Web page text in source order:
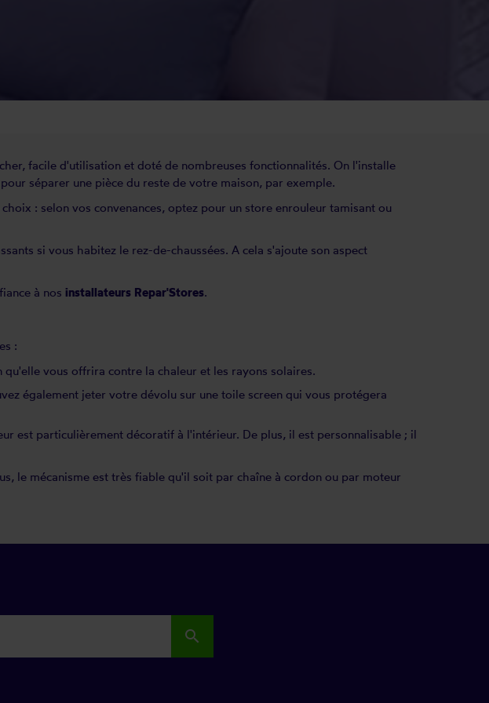
facile d'utilisation et doté de nombreuses fonctionnalités. On l'installe
séparer une pièce du reste de votre maison, par exemple.
: selon vos convenances, optez pour un store enrouleur tamisant ou
si vous habitez le rez-de-chaussées. A cela s'ajoute son aspect
à nos installateurs Repar'Stores.
:
vous offrira contre la chaleur et les rayons solaires.
également jeter votre dévolu sur une toile screen qui vous protégera
est particulièrement décoratif à l'intérieur. De plus, il est personnalisable ; il
le mécanisme est très fiable qu'il soit par chaîne à cordon ou par moteur
search